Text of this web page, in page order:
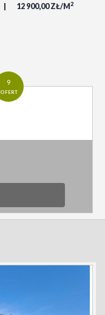
12 900,00 ZŁ/M 2
9
OFERT